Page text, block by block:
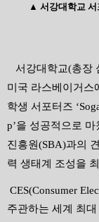
▲ 서강대학교
서강대학교(총장
미국 라스베이거스
학생 서포터즈
p’을 성공적으로
진흥원(SBA)과의
력 생태계 조성을
CES(Consumer
주관하는 세계 최대